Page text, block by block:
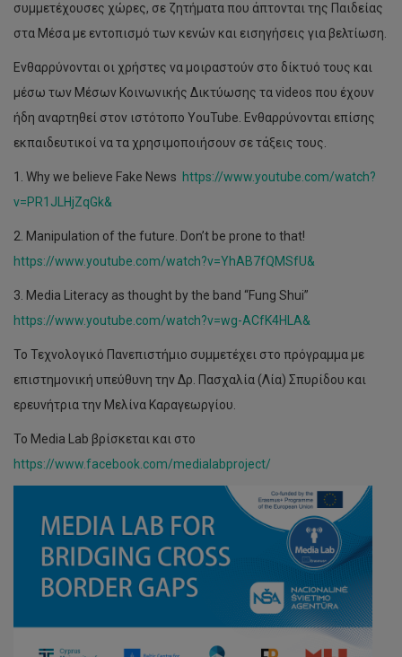
συμμετέχουσες χώρες, σε ζητήματα που άπτονται της Παιδείας
στα Μέσα με εντοπισμό των κενών και εισηγήσεις για βελτίωση.
Ενθαρρύνονται οι χρήστες να μοιραστούν στο δίκτυό τους και
μέσω των Μέσων Κοινωνικής Δικτύωσης τα videos που έχουν
ήδη αναρτηθεί στον ιστότοπο YouTube. Ενθαρρύνονται επίσης
εκπαιδευτικοί να τα χρησιμοποιήσουν σε τάξεις τους.
1. Why we believe Fake News https://www.youtube.com/watch?
v=PR1JLHjZqGk&
2. Manipulation of the future. Don’t be prone to that!
https://www.youtube.com/watch?v=YhAB7fQMSfU&
3. Media Literacy as thought by the band “Fung Shui”
https://www.youtube.com/watch?v=wg-ACfK4HLA&
Το Τεχνολογικό Πανεπιστήμιο συμμετέχει στο πρόγραμμα με
επιστημονική υπεύθυνη την Δρ. Πασχαλία (Λία) Σπυρίδου και
ερευνήτρια την Μελίνα Καραγεωργίου.
Το Media Lab βρίσκεται και στο
https://www.facebook.com/medialabproject/